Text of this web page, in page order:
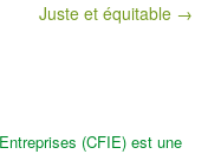
Juste et équitable →
(CFIE) est une